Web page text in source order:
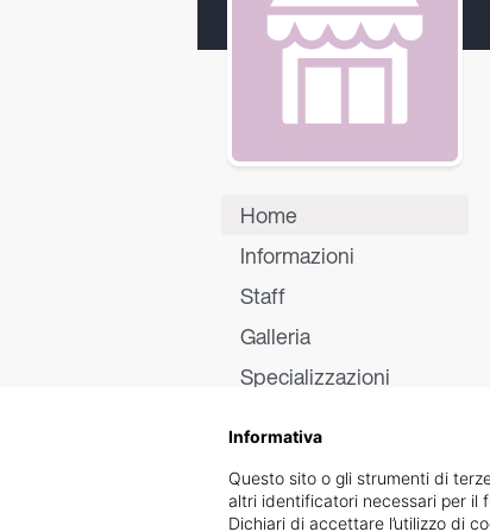
Home
Informazioni
Staff
Galleria
Specializzazioni
Informativa
Questo sito o gli strumenti di
altri identificatori necessari per il
Dichiari di accettare l’utilizzo di